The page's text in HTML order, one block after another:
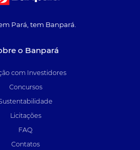
Pará, tem Banpará.
o Banpará
com Investidores
Concursos
Licitações
FAQ
Contatos